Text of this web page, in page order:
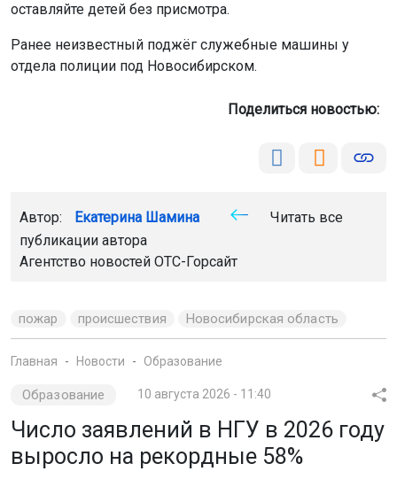
оставляйте детей без присмотра.
Ранее неизвестный поджёг служебные машины у
отдела полиции под Новосибирском.
Поделиться новостью:
Автор: Екатерина Шамина
Читать все
публикации автора
Агентство новостей ОТС-Горсайт
пожар происшествия Новосибирская область
Главная Новости Образование
Образование 10 августа 2026 - 11:40
Число заявлений в НГУ в 2026 году
выросло на рекордные 58%